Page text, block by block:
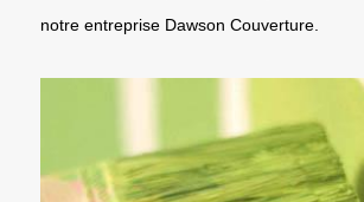
notre entreprise Dawson Couverture.